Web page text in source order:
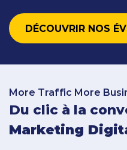
DÉCOUVRIR NOS
More Traffic More
Du clic à la
Marketing